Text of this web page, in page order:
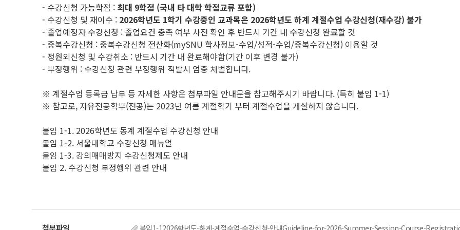
- 수강신청 가능학점 : 최대 9학점 (국내 타 대학 학점교류 포함)
- 수강신청 및 재이수 : 2026학년도 1학기 수강중인 교과목은 2026학년도 하계 계절수업 수강신청(재수강) 불가
- 졸업예정자 수강신청 : 졸업요건 충족 여부 사전 확인 후 반드시 기간 내 수강신청 완료할 것
- 중복수강신청 : 중복수강신청 전산화(mySNU 학사정보-수업/성적-수업/중복수강신청) 이용할 것
- 정원외신청 및 수강취소 : 반드시 기간 내 완료해야함(기간 이후 변경 불가)
- 부정행위 : 수강신청 관련 부정행위 적발시 엄중 처벌합니다.
※ 계절수업 등록금 납부 등 자세한 사항은 첨부파일 안내문을 참고해주시기 바랍니다. (특히 붙임 1-1)
※ 참고로, 자유전공학부(전공)는 2023년 여름 계절학기 부터 계절수업을 개설하지 않습니다.
붙임 1-1. 2026학년도 동계 계절수업 수강신청 안내
붙임 1-2. 서울대학교 수강신청 매뉴얼
붙임 1-3. 강의매매방지 수강신청제도 안내
붙임 2. 수강신청 부정행위 관련 안내